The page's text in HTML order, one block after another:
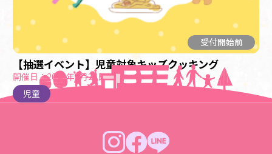
受付開始前
【抽選イベント】児童対象キッズクッキング
開催日：2026年9月26日(土)
児童